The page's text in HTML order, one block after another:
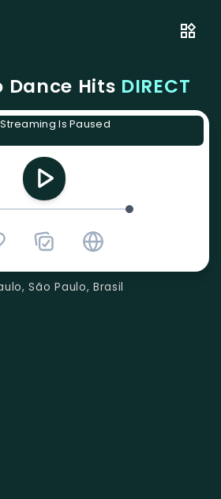
Dance Hits DIRECT
Is Paused
São Paulo, Brasil